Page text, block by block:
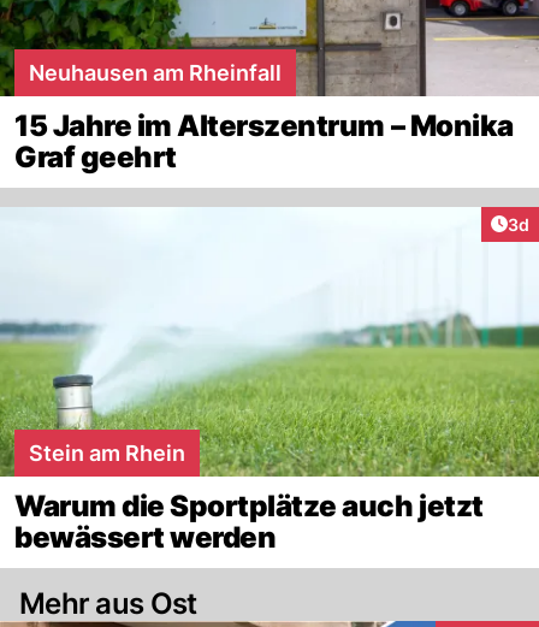
Neuhausen am Rheinfall
15 Jahre im Alterszentrum – Monika
Graf geehrt
3d
Stein am Rhein
Warum die Sportplätze auch jetzt
bewässert werden
Mehr aus Ost